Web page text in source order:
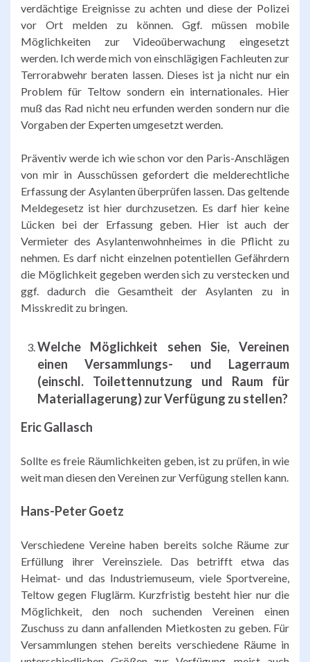
verdächtige Ereignisse zu achten und diese der Polizei
vor Ort melden zu können. Ggf. müssen mobile
Möglichkeiten zur Videoüberwachung eingesetzt
werden. Ich werde mich von einschlägigen Fachleuten zur
Terrorabwehr beraten lassen. Dieses ist ja nicht nur ein
Problem für Teltow sondern ein internationales. Hier
muß das Rad nicht neu erfunden werden sondern nur die
Vorgaben der Experten umgesetzt werden.
Präventiv werde ich wie schon vor den Paris-Anschlägen
von mir in Ausschüssen gefordert die melderechtliche
Erfassung der Asylanten überprüfen lassen. Das geltende
Meldegesetz ist hier durchzusetzen. Es darf hier keine
Lücken bei der Erfassung geben. Hier ist auch der
Vermieter des Asylantenwohnheimes in die Pflicht zu
nehmen. Es darf nicht einzelnen potentiellen Gefährdern
die Möglichkeit gegeben werden sich zu verstecken und
ggf. dadurch die Gesamtheit der Asylanten zu in
Misskredit zu bringen.
Welche Möglichkeit sehen Sie, Vereinen
einen Versammlungs- und Lagerraum
(einschl. Toilettennutzung und Raum für
Materiallagerung) zur Verfügung zu stellen?
Eric Gallasch
Sollte es freie Räumlichkeiten geben, ist zu prüfen, in wie
weit man diesen den Vereinen zur Verfügung stellen kann.
Hans-Peter Goetz
Verschiedene Vereine haben bereits solche Räume zur
Erfüllung ihrer Vereinsziele. Das betrifft etwa das
Heimat- und das Industriemuseum, viele Sportvereine,
Teltow gegen Fluglärm. Kurzfristig besteht hier nur die
Möglichkeit, den noch suchenden Vereinen einen
Zuschuss zu dann anfallenden Mietkosten zu geben. Für
Versammlungen stehen bereits verschiedene Räume in